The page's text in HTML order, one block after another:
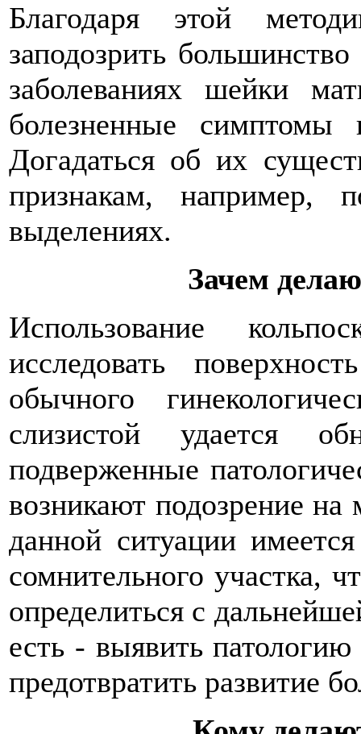
Благодаря этой
заподозрить
заболеваниях шейки
болезненные симптомы
Догадаться об их
признакам, например,
выделениях.
Зачем
Использование
исследовать
обычного
слизистой удается
подверженные
возникают подозрение на
данной ситуации
сомнительного участка,
определиться с
есть - выявить
предотвратить развитие